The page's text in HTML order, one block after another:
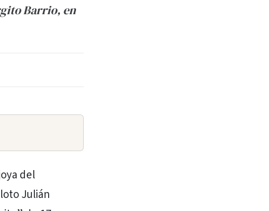
Barrio, en
del
Julián